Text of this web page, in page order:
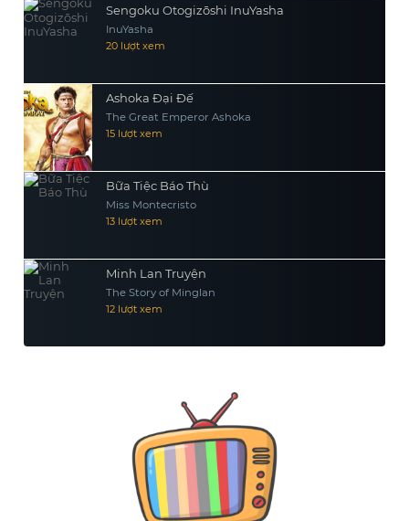
Sengoku Otogizōshi InuYasha
InuYasha
20 lượt xem
Ashoka Đại Đế
The Great Emperor Ashoka
15 lượt xem
Bữa Tiệc Báo Thù
Miss Montecristo
13 lượt xem
Minh Lan Truyện
The Story of Minglan
12 lượt xem